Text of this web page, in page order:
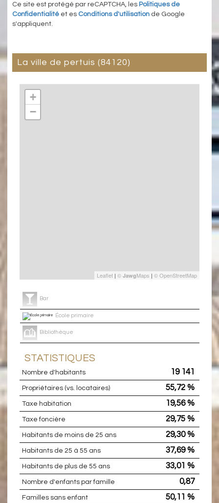
Ce site est protégé par reCAPTCHA, les Politiques de
Confidentialité et es Conditions d'utilisation de Google
s'appliquent.
la ville de pertuis (84120)
+
−
Leaflet | © JawgMaps | © OpenStreetMap
Bar
École primaire
Bibliothèque
STATISTIQUES
Nombre d'habitants 19 141
Propriétaires (vs. locataires) 55,72 %
Taxe habitation 19,56 %
Taxe foncière 29,75 %
Habitants de moins de 25 ans 29,30 %
Habitants de 25 à 55 ans 37,69 %
Habitants de plus de 55 ans 33,01 %
Nombre d'enfants par famille 0,87
Familles sans enfant 50,11 %